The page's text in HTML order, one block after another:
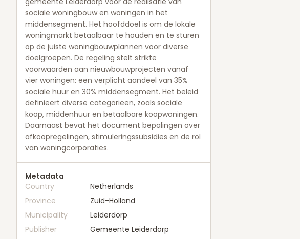
sociale woningbouw en woningen in het
middensegment. Het hoofddoel is om de lokale
woningmarkt betaalbaar te houden en te sturen
op de juiste woningbouwplannen voor diverse
doelgroepen. De regeling stelt strikte
voorwaarden aan nieuwbouwprojecten vanaf
vier woningen: een verplicht aandeel van 35%
sociale huur en 30% middensegment. Het beleid
definieert diverse categorieën, zoals sociale
koop, middenhuur en betaalbare koopwoningen.
Daarnaast bevat het document bepalingen over
afkoopregelingen, stimuleringssubsidies en de rol
van woningcorporaties.
Metadata
Country
Netherlands
Province
Zuid-Holland
Municipality
Leiderdorp
Publisher
Gemeente Leiderdorp